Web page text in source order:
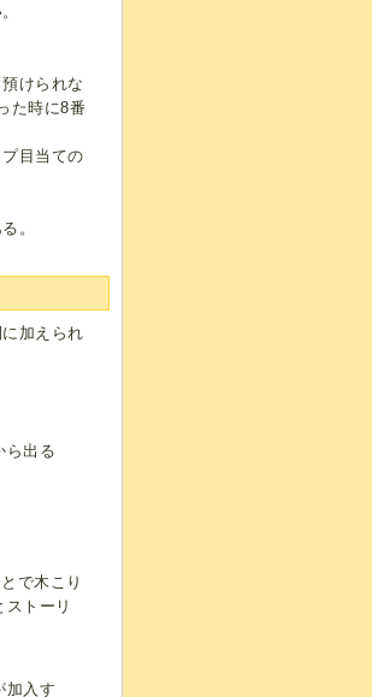
けられな
た時に8番
目当ての
。
加えられ
ら出る
で木こり
トーリ
加入す